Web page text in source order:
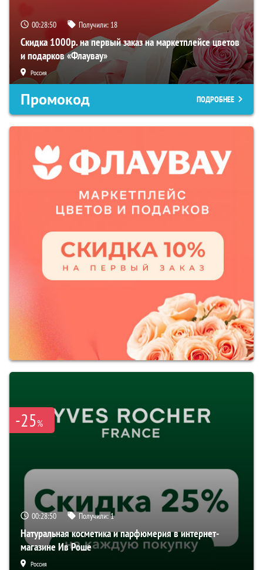
00:28:50 Получили: 18
Скидка 1000р. на первый заказ на маркетплейсе цветов
и подарков «Флаувау»
Россия
Промокод ПОДРОБНЕЕ
-25%
00:28:50 Получили:1
Натуральная косметика и парфюмерия в интернет-
магазине Ив Роше
Россия